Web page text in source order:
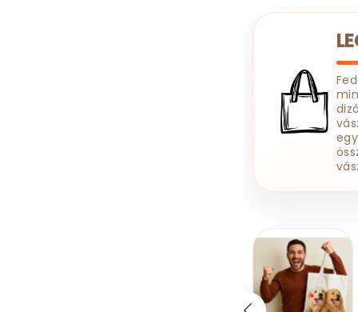
20%
kedvezmény
Kupomkód:
Nap20